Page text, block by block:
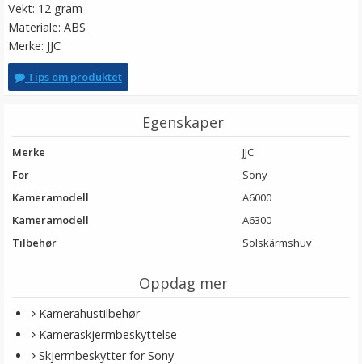
Vekt: 12 gram
Materiale: ABS
Merke: JJC
Tips om produktet
Egenskaper
Merke
JJC
For
Sony
Kameramodell
A6000
Kameramodell
A6300
Tilbehør
Solskärmshuv
Oppdag mer
Kamerahustilbehør
Kameraskjermbeskyttelse
Skjermbeskytter for Sony